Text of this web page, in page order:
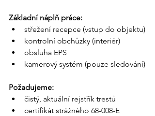
Základní náplň práce:
střežení recepce (vstup do objektu)
kontrolní obchůzky (interiér)
obsluha EPS
kamerový systém (pouze sledování)
Požadujeme:
čistý, aktuální rejstřík trestů
certifikát strážného 68-008-E